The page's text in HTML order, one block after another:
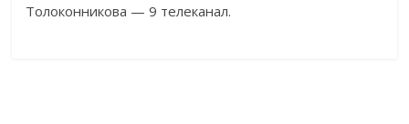
Толоконникова — 9 телеканал.